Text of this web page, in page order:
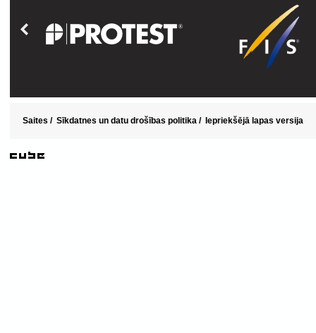
Saites / Sīkdatnes un datu drošības politika / Iepriekšējā lapas versija